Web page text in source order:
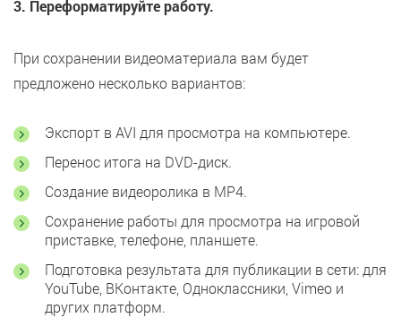
3. Переформатируйте работу.
При сохранении видеоматериала вам будет
предложено несколько вариантов:
Экспорт в AVI для просмотра на компьютере.
Перенос итога на DVD-диск.
Создание видеоролика в MP4.
Сохранение работы для просмотра на игровой
приставке, телефоне, планшете.
Подготовка результата для публикации в сети: для
YouTube, ВКонтакте, Одноклассники, Vimeo и
других платформ.